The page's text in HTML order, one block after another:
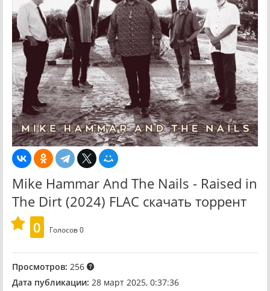
Mike Hammar And The Nails - Raised in
The Dirt (2024) FLAC скачать торрент
0
Голосов0
Просмотров: 256
Дата публикации: 28 март 2025, 0:37:36